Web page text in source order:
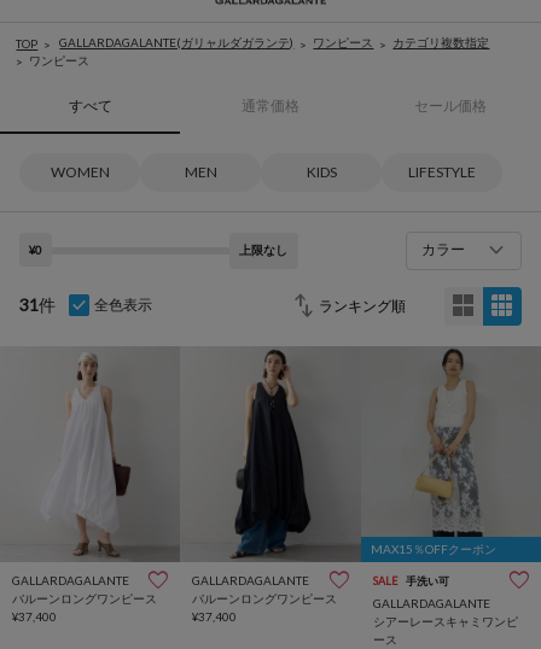
TOP GALLARDAGALANTE(ガリャルダガランテ) ワンピース
カテゴリ複数指定
ワンピース
すべて 通常価格 セール価格
WOMEN MEN KIDS LIFESTYLE
¥0 上限なし カラー
31件 全色表示
GALLARDAGALANTE
バルーンロングワンピース
¥37,400
GALLARDAGALANTE
バルーンロングワンピース
¥37,400
MAX15％OFFクーポン
SALE 手洗い可
GALLARDAGALANTE
シアーレースキャミワンピ
ース